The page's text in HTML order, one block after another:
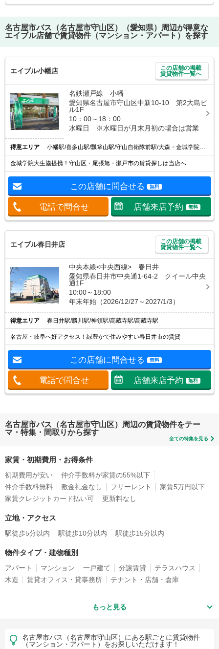
名古屋市バス（名古屋市守山区）（愛知県）
周辺が得意な
エイブル店舗で賃貸物件（マンション・アパート）を探す
エイブル小幡店
この店舗の掲載
賃貸物件一覧へ
名鉄瀬戸線 小幡
愛知県名古屋市守山区中新10-10 第2大島ビ
ル1F
10：00～18：00
水曜日 ※水曜日が月末月初の場合は営業
得意エリア 小幡駅/喜多山駅/瓢箪山駅/守山自衛隊前駅/大森・金城学院前駅
金城学院大生協提携！守山区・尾張旭・瀬戸市の賃貸探しは当店へ
この店舗に問合せる 無料
電話で問合せ 店舗来店予約 無料
エイブル春日井店
この店舗の掲載
賃貸物件一覧へ
中央本線<中央西線> 春日井
愛知県春日井市中央通1-64-2 クイール中央
通1F
10:00～18:00
年末年始（2026/12/27～2027/1/3）
得意エリア 春日井駅/勝川駅/神領駅/高蔵寺駅/高蔵寺駅
名古屋・岐阜へ好アクセス！緑豊かで住みやすい春日井市の賃貸
この店舗に問合せる 無料
電話で問合せ 店舗来店予約 無料
名古屋市バス（名古屋市守山区）周辺の賃貸物件をテー
マ・特集・間取りから探す
全ての特集を見る
家賃・初期費用・お得条件
初期費用が安い
仲介手数料が家賃の55%以下
仲介手数料無料
敷金礼金なし フリーレント
家賃5万円以下
家賃クレジットカード払い可
更新料なし
立地・アクセス
駅徒歩5分以内 駅徒歩10分以内 駅徒歩15分以内
物件タイプ・建物種別
アパート マンション 一戸建て 分譲賃貸
テラスハウス
木造
賃貸オフィス・貸事務所 テナント・店舗・倉庫
もっと見る
名古屋市バス（名古屋市守山区）にある駅ごとに賃貸物件
（マンション・アパート）をお探しいただけます！